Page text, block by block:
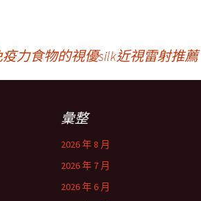
力食物的視優silk近視雷射推薦
彙整
2026 年 8 月
2026 年 7 月
2026 年 6 月